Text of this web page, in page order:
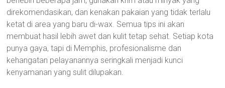
direkomendasikan, dan kenakan pakaian yang tidak terlalu
ketat di area yang baru di-wax. Semua tips ini akan
membuat hasil lebih awet dan kulit tetap sehat. Setiap kota
punya gaya, tapi di Memphis, profesionalisme dan
kehangatan pelayanannya seringkali menjadi kunci
kenyamanan yang sulit dilupakan.